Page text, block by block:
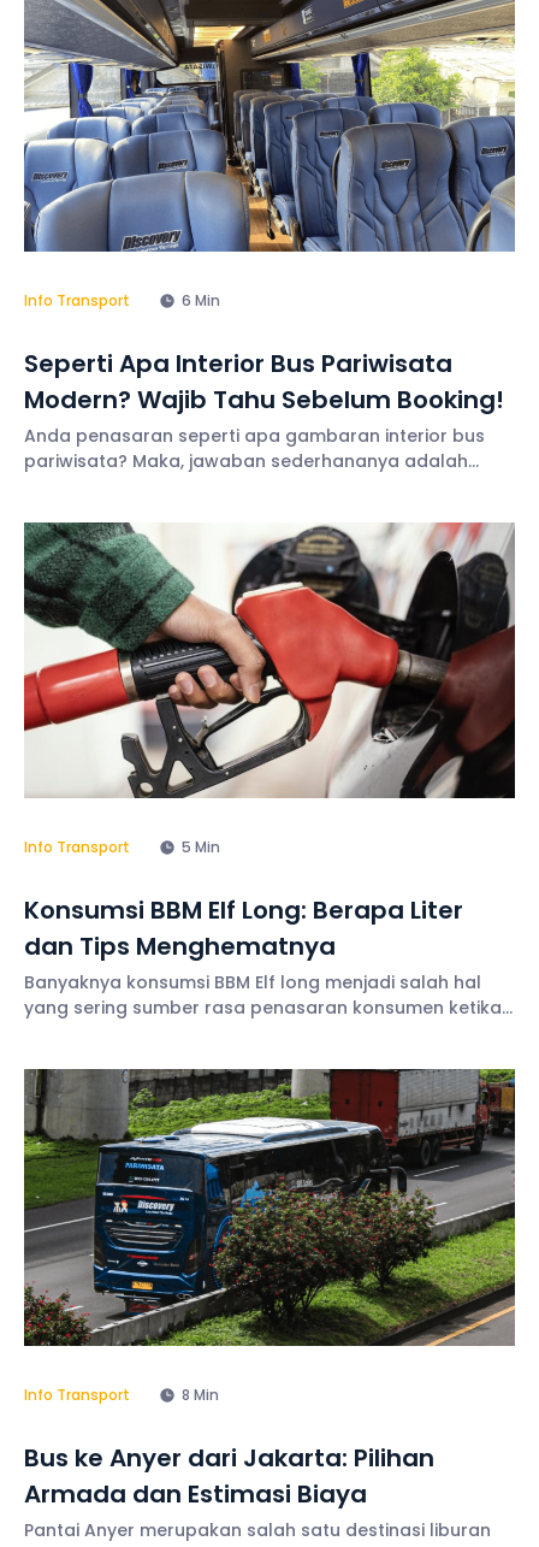
Info Transport 6 Min
Seperti Apa Interior Bus Pariwisata
Modern? Wajib Tahu Sebelum Booking!
Anda penasaran seperti apa gambaran interior bus
pariwisata? Maka, jawaban sederhananya adalah
Selain itu, berbagai fasilitas juga terus
Info Transport 5 Min
Konsumsi BBM Elf Long: Berapa Liter
dan Tips Menghematnya
Banyaknya konsumsi BBM Elf long menjadi salah hal
yang sering sumber rasa penasaran konsumen ketika
Info Transport 8 Min
Bus ke Anyer dari Jakarta: Pilihan
Armada dan Estimasi Biaya
Pantai Anyer merupakan salah satu destinasi liburan